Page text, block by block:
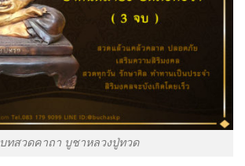
บทสวดคาถา บูชาหลวงปู่ทวด